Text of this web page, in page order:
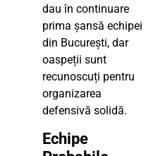
dau în continuare
prima șansă echipei
din București, dar
oaspeții sunt
recunoscuți pentru
organizarea
defensivă solidă.
Echipe